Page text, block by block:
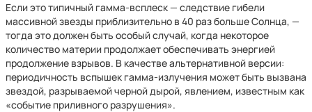
Если это типичный гамма-всплеск — следствие гибели
массивной звезды приблизительно в 40 раз больше Солнца, —
тогда это должен быть особый случай, когда некоторое
количество материи продолжает обеспечивать энергией
продолжение взрывов. В качестве альтернативной версии:
периодичность вспышек гамма-излучения может быть вызвана
звездой, разрываемой черной дырой, явлением, известным как
«событие приливного разрушения».